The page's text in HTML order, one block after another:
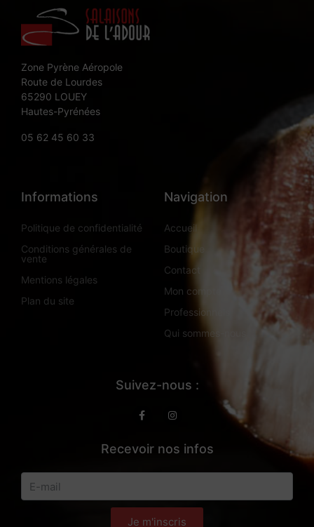
Zone Pyrène Aéropole
Route de Lourdes
65290 LOUEY
Hautes-Pyrénées
05 62 45 60 33
Informations
Politique de confidentialité
Conditions générales de
vente
Mentions légales
Plan du site
Navigation
Accueil
Boutique
Contact
Mon compte
Professionnels
Qui sommes-nous
Suivez-nous :
Recevoir nos infos
Je m'inscris